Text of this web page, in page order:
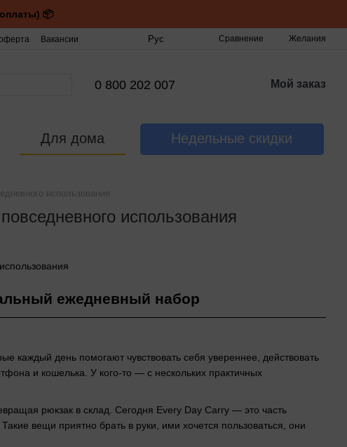
📦
Вакансии Рус Сравнение Желания
0 800 202 007 Мой заказ
Для дома Недельные скидки
использования
использования
ежедневный набор
день помогают чувствовать себя увереннее, действовать
и кошелька. У кого-то — с нескольких практичных
рюкзак в склад. Сегодня Every Day Carry — это часть
вещи приятно брать в руки, ими хочется пользоваться, они